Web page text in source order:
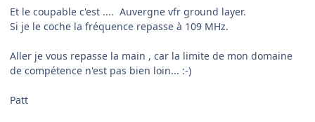
Et le coupable c'est .... Auvergne vfr ground layer.
Si je le coche la fréquence repasse à 109 MHz.
Aller je vous repasse la main , car la limite de mon domaine
de compétence n'est pas bien loin... :-)
Patt